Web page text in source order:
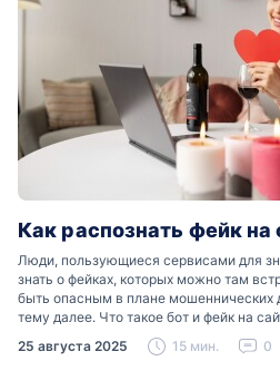
Как распознать фейк на
Люди, пользующиеся сервисами для
знать о фейках, которых можно там
быть опасным в плане мошеннических
тему далее. Что такое бот и фейк на
время можно встретить свою…
25 августа 2025 15 мин. 0